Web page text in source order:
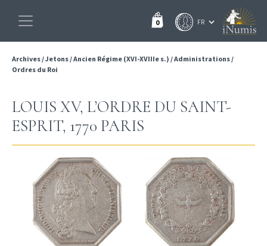
0
Archives/Jetons/Ancien Régime (XVI-XVIIIe s.) /Administrations/
Ordres du Roi
LOUIS XV, L’ORDRE DU SAINT-
ESPRIT, 1770 PARIS